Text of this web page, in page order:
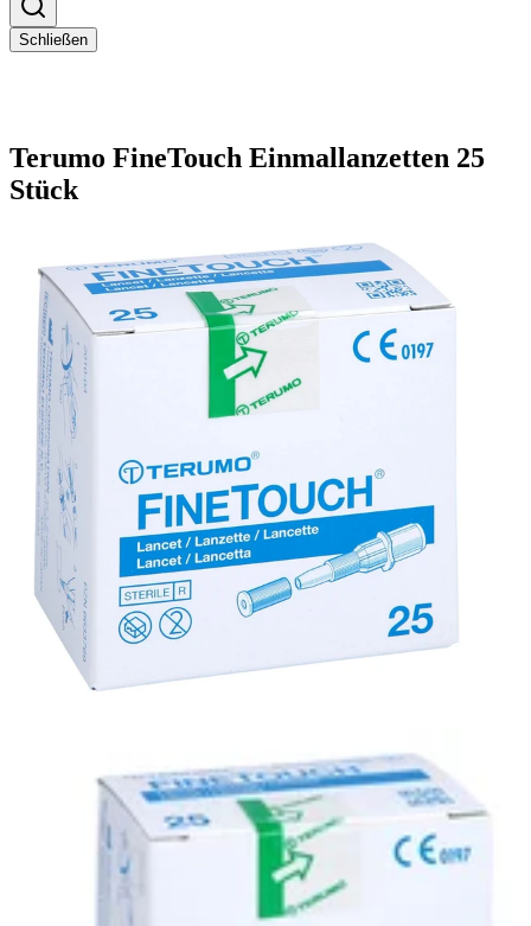
Schließen
Terumo FineTouch Einmallanzetten 25
Stück